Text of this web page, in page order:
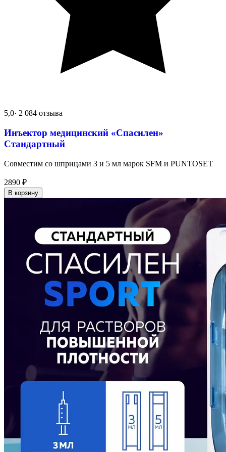
5,0· 2 084 отзыва
Инъектор медицинский «Спасилен»
Стандартный
Совместим со шприцами 3 и 5 мл марок SFM и PUNTOSET
2890 ₽
В корзину